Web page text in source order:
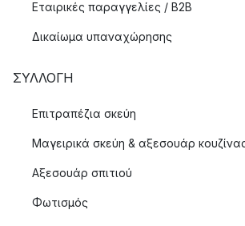
Εταιρικές παραγγελίες / B2B
Δικαίωμα υπαναχώρησης
ΣΥΛΛΟΓΉ
Επιτραπέζια σκεύη
Μαγειρικά σκεύη & αξεσουάρ
Αξεσουάρ σπιτιού
Φωτισμός